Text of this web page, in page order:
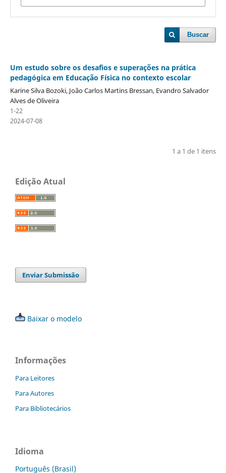
Buscar
Um estudo sobre os desafios e superações na prática
pedagógica em Educação Física no contexto escolar
Karine Silva Bozoki, João Carlos Martins Bressan, Evandro Salvador
Alves de Oliveira
1-22
2024-07-08
1 a 1 de 1 itens
Edição Atual
Enviar Submissão
Baixar o modelo
Informações
Para Leitores
Para Autores
Para Bibliotecários
Idioma
Português (Brasil)